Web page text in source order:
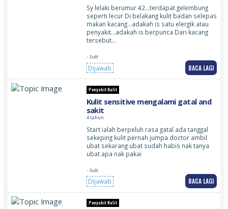
Sy lelaki berumur 42…terdapat gelembung
seperti lecur Di belakang kulit badan selepas
makan kacang…adakah is satu elergik atau
penyakit…adakah is berpunca Dari kacang
tersebut…
- Sulit
Dijawab BACA LAGI
Penyakit Kulit
Kulit sensitive mengalami gatal and
sakit
4 tahun
Start ialah berpeluh rasa gatal ada tanggal
sekeping kulit pernah jumpa doctor ambil
ubat sekarang ubat sudah habis nak tanya
ubat apa nak pakai
- Sulit
Dijawab BACA LAGI
Penyakit Kulit